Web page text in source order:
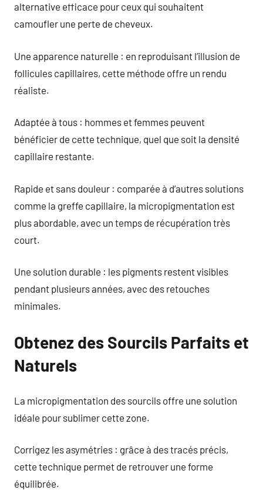
alternative efficace pour ceux qui souhaitent
camoufler une perte de cheveux.
Une apparence naturelle : en reproduisant l’illusion de
follicules capillaires, cette méthode offre un rendu
réaliste.
Adaptée à tous : hommes et femmes peuvent
bénéficier de cette technique, quel que soit la densité
capillaire restante.
Rapide et sans douleur : comparée à d’autres solutions
comme la greffe capillaire, la micropigmentation est
plus abordable, avec un temps de récupération très
court.
Une solution durable : les pigments restent visibles
pendant plusieurs années, avec des retouches
minimales.
Obtenez des Sourcils Parfaits et
Naturels
La micropigmentation des sourcils offre une solution
idéale pour sublimer cette zone.
Corrigez les asymétries : grâce à des tracés précis,
cette technique permet de retrouver une forme
équilibrée.